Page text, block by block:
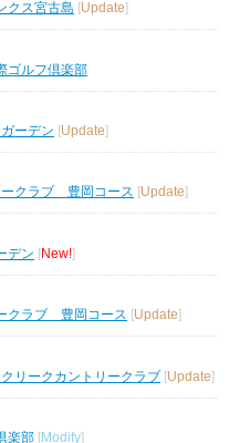
クス宮古島 [Update]
ゴルフ倶楽部
ーデン [Update]
ークラブ 豊岡コース
Update
デン [New!]
クラブ 豊岡コース
Update
リークカントリークラブ [Update]
楽部
Modify